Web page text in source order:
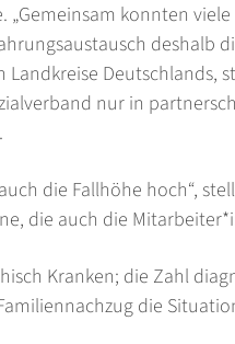
konnten
deshalb
Deutschlands,
nur in
die Fallhöhe hoch“,
die auch die
Kranken; die Zahl
die